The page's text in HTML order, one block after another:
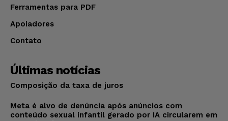
Ferramentas para PDF
Apoiadores
Contato
Últimas notícias
Composição da taxa de juros
Meta é alvo de denúncia após anúncios com
conteúdo sexual infantil gerado por IA circularem em